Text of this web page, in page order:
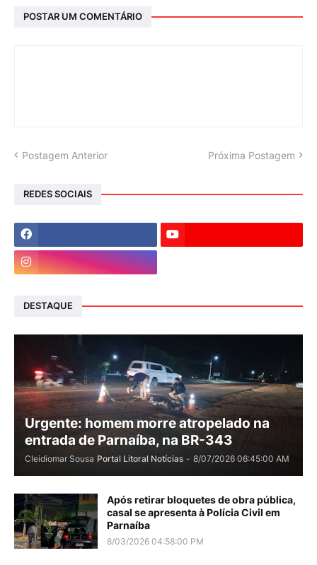
POSTAR UM COMENTÁRIO
Postagem Anterior Próxima Postagem
REDES SOCIAIS
DESTAQUE
Urgente: homem morre atropelado na
entrada de Parnaíba, na BR-343
Cleidiomar Sousa Portal Litoral Notícias - 8/07/2026 06:45:00 AM
Após retirar bloquetes de obra pública,
casal se apresenta à Polícia Civil em
Parnaíba
8/03/2026 04:58:00 PM